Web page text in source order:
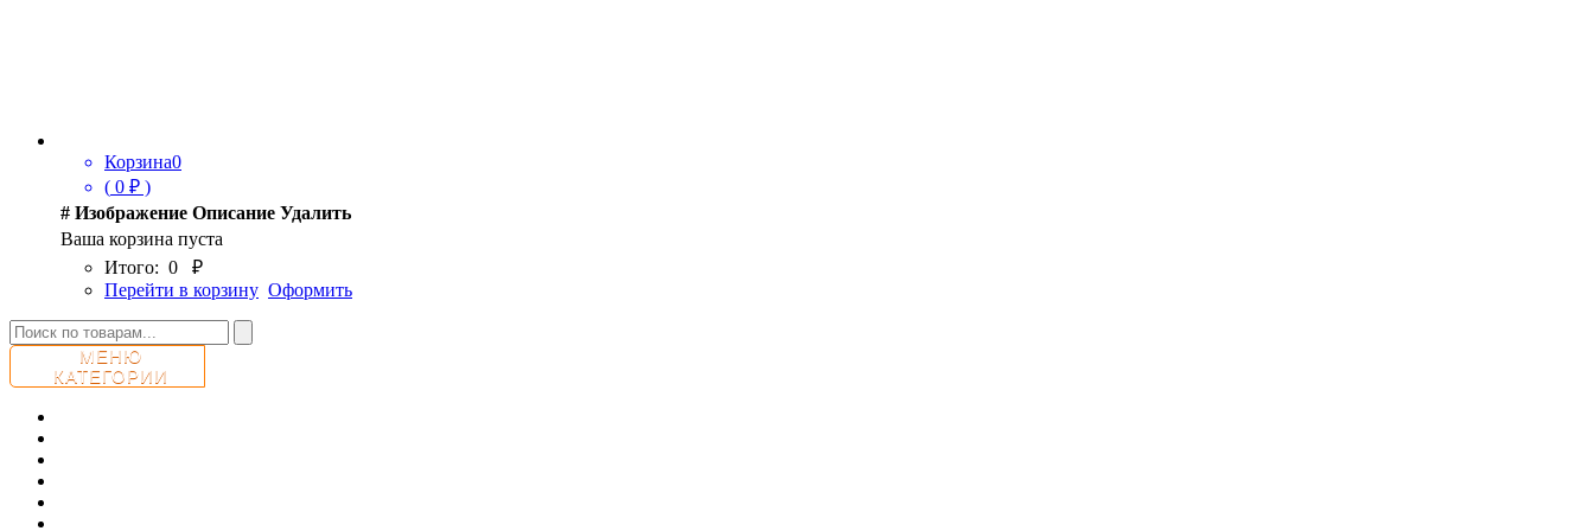
Корзина0
( 0 ₽ )
# Изображение Описание Удалить
Ваша корзина пуста
Итого: 0
₽
Перейти в корзину Оформить
МЕНЮ
КАТЕГОРИИ